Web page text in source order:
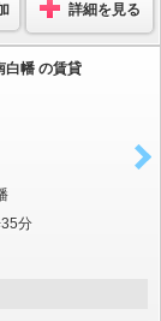
詳細を見る
白幡 の賃貸
分